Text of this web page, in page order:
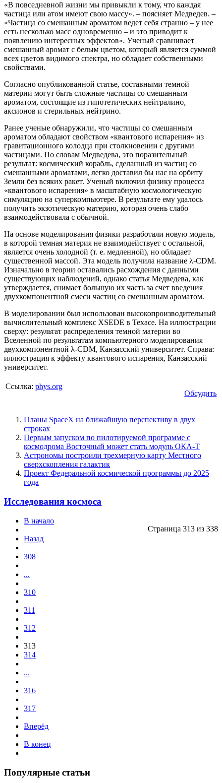
«В повседневной жизни мы привыкли к тому, что каждая
частица или атом имеют свою массу». – поясняет Медведев. –
«Частица со смешанным ароматом ведет себя странно – у нее
есть несколько масс одновременно – и это приводит к
появлению интересных эффектов». Ученый сравнивает
смешанный аромат с белым цветом, который является суммой
всех цветов видимого спектра, но обладает собственными
свойствами.
Согласно опубликованной статье, составными темной
материи могут быть сложные частицы со смешанным
ароматом, состоящие из гипотетических нейтралино,
аксионов и стерильных нейтрино.
Ранее ученые обнаружили, что частицы со смешанным
ароматом обладают свойством «квантового испарения» из
гравитационного колодца при столкновении с другими
частицами. По словам Медведева, это поразительный
результат: космический корабль, сделанный из частиц со
смешанными ароматами, легко доставил бы нас на орбиту
Земли без всяких ракет. Ученый включил физику процесса
«квантового испарения» в масштабную космологическую
симуляцию на суперкомпьютере. В результате ему удалось
получить экзотическую материю, которая очень слабо
взаимодействовала с обычной.
На основе моделирования физики разработали новую модель,
в которой темная материя не взаимодействует с остальной,
является очень холодной (т. е. медленной), но обладает
существенной массой. Эта модель получила название λ-CDM.
Изначально в теории оставались расхождения с данными
существующих наблюдений, однако статья Медведева, как
утверждается, снимает большую их часть за счет введения
двухкомпонентной смеси частиц со смешанным ароматом.
В моделировании был использован высокопроизводительный
вычислительный комплекс XSEDE в Техасе. На иллюстрации
сверху: результат распределения темной материи во
Вселенной по результатам компьютерного моделирования
двухкомпонентной λ-CDM, Канзасский университет. Справа:
иллюстрация к эффекту квантового испарения, Канзасский
университет.
Ссылка: phys.org
Обсудить
Планы SpaceX на ближайшую перспективу в двух
строках
Первым запуском по пилотируемой программе с
космодрома Восточный может стать модуль ОКА-Т
Астрономы построили трехмерную карту Местного
сверхскопления галактик
Проект Федеральной космической программы до 2025
года
Исследования космоса
Страница 313 из 338
В начало
Назад
308
...
310
311
312
313
314
...
316
317
Вперёд
В конец
Популярные статьи